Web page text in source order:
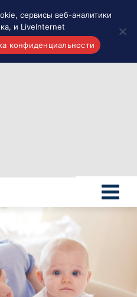
САЙТУ
сервисы веб-аналитики
и LiveInternet
конфиденциальности